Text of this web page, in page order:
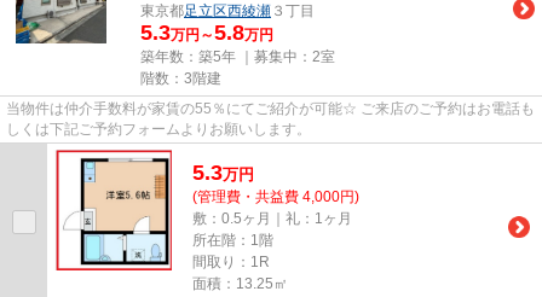
東京都足立区西綾瀬 ３丁目
5.3万円～5.8万円
築年数：築5年 ｜募集中： 2室
階数：3階建
当物件は仲介手数料が家賃の55％にてご紹介が可能☆ ご来店のご予約はお電話も
しくは下記ご予約フォームよりお願いします。
5.3万円
(管理費・共益費 4,000円)
敷：0.5ヶ月｜礼：1ヶ月
所在階：1階
間取り：1R
面積：13.25㎡